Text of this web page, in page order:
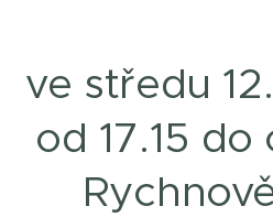
ve středu
od 17.15